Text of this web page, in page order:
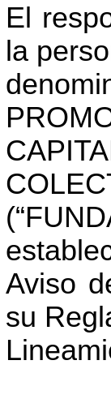
El
la
Aviso
su